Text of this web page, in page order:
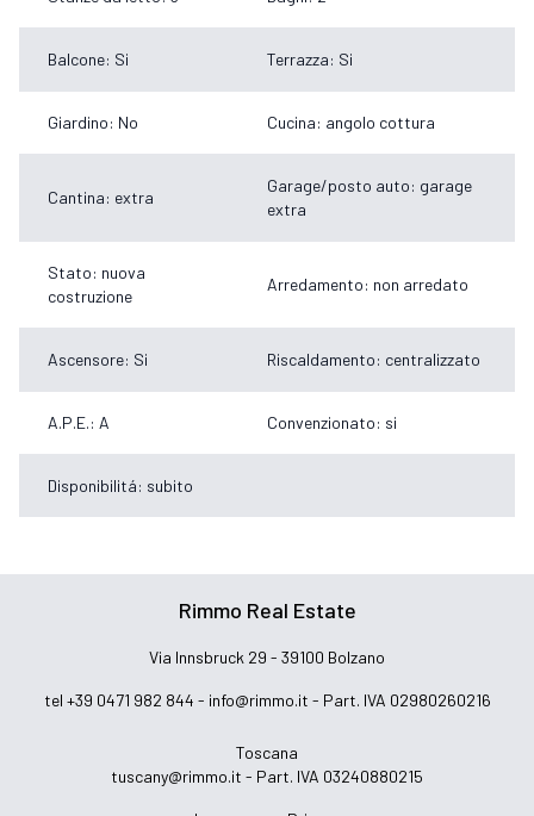
Balcone: Si Terrazza: Si
Giardino: No Cucina: angolo cottura
Cantina: extra
Garage/posto auto: garage
extra
Stato: nuova
costruzione
Arredamento: non arredato
Ascensore: Si Riscaldamento: centralizzato
A.P.E.: A Convenzionato: si
Disponibilitá: subito
Rimmo Real Estate
Via Innsbruck 29 - 39100 Bolzano
tel +39 0471 982 844 - info@rimmo.it - Part. IVA 02980260216
Toscana
tuscany@rimmo.it - Part. IVA 03240880215